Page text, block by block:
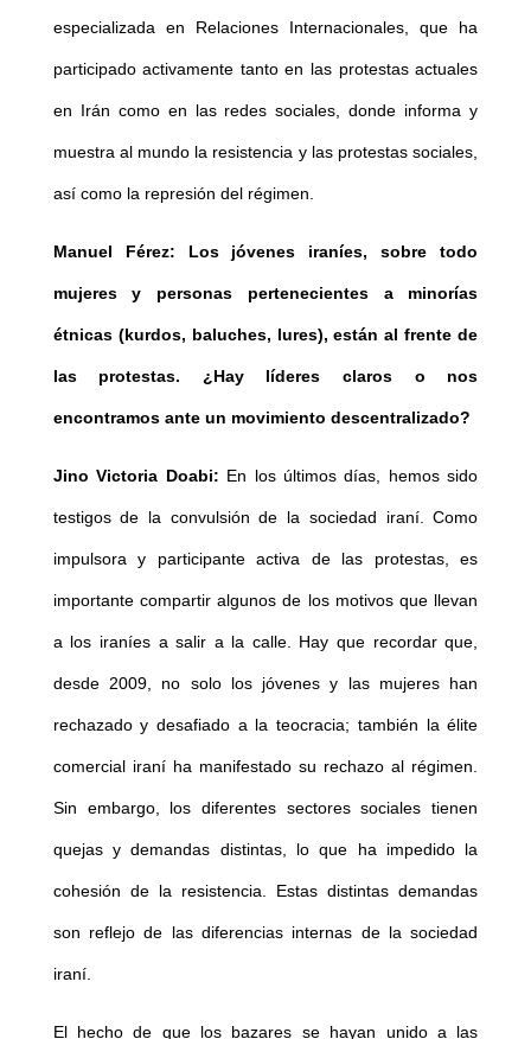
especializada en Relaciones Internacionales, que ha
participado activamente tanto en las protestas actuales
en Irán como en las redes sociales, donde informa y
muestra al mundo la resistencia y las protestas sociales,
así como la represión del régimen.
Manuel Férez: Los jóvenes iraníes, sobre todo
mujeres y personas pertenecientes a minorías
étnicas (kurdos, baluches, lures), están al frente de
las protestas. ¿Hay líderes claros o nos
encontramos ante un movimiento descentralizado?
Jino Victoria Doabi: En los últimos días, hemos sido
testigos de la convulsión de la sociedad iraní. Como
impulsora y participante activa de las protestas, es
importante compartir algunos de los motivos que llevan
a los iraníes a salir a la calle. Hay que recordar que,
desde 2009, no solo los jóvenes y las mujeres han
rechazado y desafiado a la teocracia; también la élite
comercial iraní ha manifestado su rechazo al régimen.
Sin embargo, los diferentes sectores sociales tienen
quejas y demandas distintas, lo que ha impedido la
cohesión de la resistencia. Estas distintas demandas
son reflejo de las diferencias internas de la sociedad
iraní.
El hecho de que los bazares se hayan unido a las